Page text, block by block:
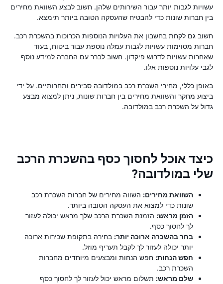
עשויות לגבות יותר עבור השירותים שלהן. חשוב לבצע השוואת מחירים
בין חברות שונות כדי להבטיח שהעסקה הטובה ביותר תימצא.
חשוב גם לקחת בחשבון את העלויות הנוספות הכרוכות בהשכרת רכב.
חברות מסוימות עשויות לגבות עמלה נוספת עבור ביטוח, בעוד
שאחרות עשויות לדרוש פיקדון. חשוב לברר עם החברה למידע נוסף
לגבי עלויות נוספות אלו.
באופן כללי, מחירי השכרת רכב במולדובה סבירים ותחרותיים. על ידי
ביצוע מחקר והשוואת מחירים בין חברות שונות, ניתן למצוא מבצע
גדול על השכרת רכב במולדובה.
כיצד אוכל לחסוך כסף בהשכרת הרכב
שלי במולדובה?
השוואת מחירים: השווה מחירים של חברות השכרת רכב
שונות כדי למצוא את העסקה הטובה ביותר.
הזמן מראש: הזמנת השכרת הרכב שלך מראש יכולה לעזור
לך לחסוך כסף.
בחר בהשכרה ארוכה יותר: בחירה בתקופת שכירות ארוכה
יותר יכולה לעזור לך לקבל תעריף מוזל.
חפש הנחות: חפש הנחות ומבצעים מיוחדים מחברות
השכרת רכב.
שלם מראש: תשלום מראש יכול לעזור לך לחסוך כסף